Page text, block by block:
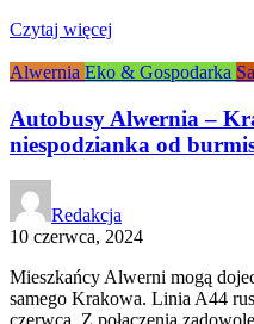
Czytaj więcej
Alwernia Eko & Gospodarka
Autobusy Alwernia –
niespodzianka od
Redakcja
10 czerwca, 2024
Mieszkańcy Alwerni mogą
samego Krakowa. Linia A44